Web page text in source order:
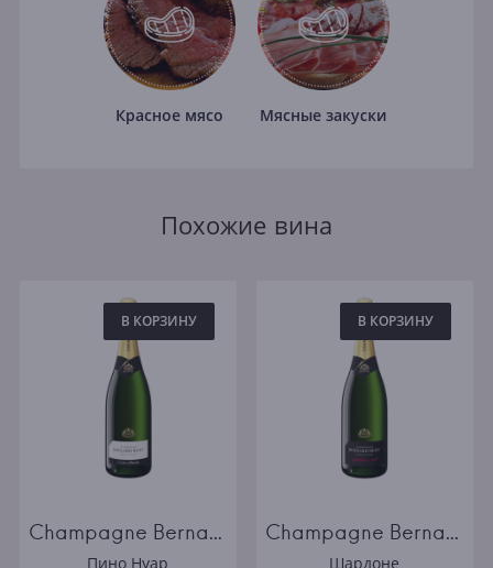
Красное мясо Мясные закуски
Похожие вина
В КОРЗИНУ
Champagne Bernard Remy Carte Blanche brut
Пино Нуар
В КОРЗИНУ
Champagne Bernard Remy Millesime brut
Шардоне